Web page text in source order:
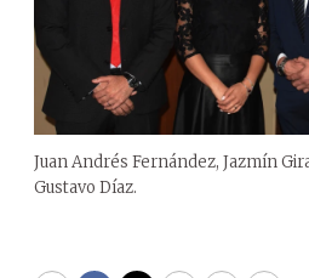
Juan Andrés Fernández, Jazmín
Gustavo Díaz.